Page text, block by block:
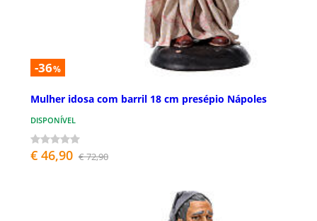
-36%
Mulher idosa com barril 18 cm presépio Nápoles
DISPONÍVEL
€ 46,90 € 72,90